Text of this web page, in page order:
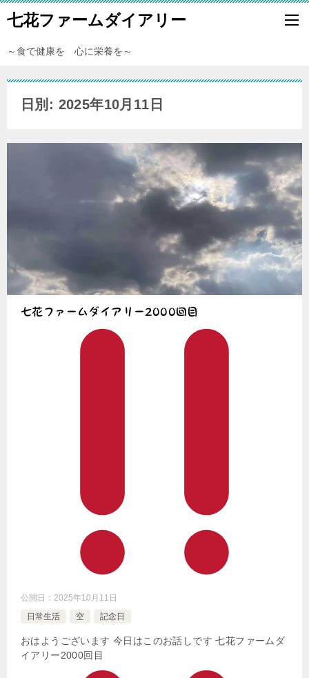
七花ファームダイアリー
～食で健康を 心に栄養を～
日別: 2025年10月11日
七花ファームダイアリー2000回目
公開日： 2025年10月11日
日常生活
空 記念日
おはようございます 今日はこのお話しです 七花ファームダ
イアリー2000回目